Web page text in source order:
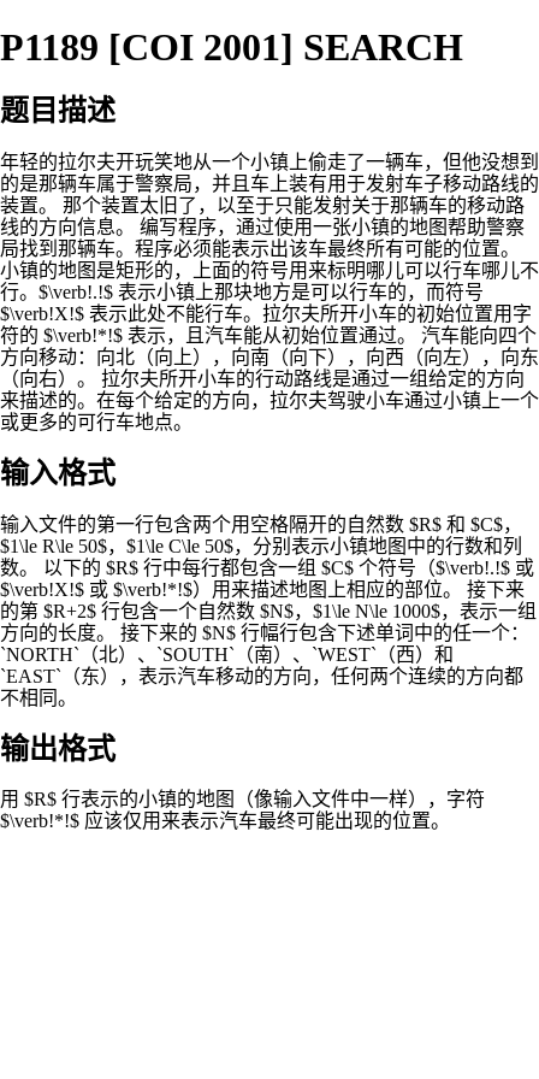
P1189 [COI 2001] SEARCH
题目描述
年轻的拉尔夫开玩笑地从一个小镇上偷走了一辆车，但他没想到
的是那辆车属于警察局，并且车上装有用于发射车子移动路线的
装置。 那个装置太旧了，以至于只能发射关于那辆车的移动路
线的方向信息。 编写程序，通过使用一张小镇的地图帮助警察
局找到那辆车。程序必须能表示出该车最终所有可能的位置。
小镇的地图是矩形的，上面的符号用来标明哪儿可以行车哪儿不
行。$\verb!.!$ 表示小镇上那块地方是可以行车的，而符号
$\verb!X!$ 表示此处不能行车。拉尔夫所开小车的初始位置用字
符的 $\verb!*!$ 表示，且汽车能从初始位置通过。 汽车能向四个
方向移动：向北（向上），向南（向下），向西（向左），向东
（向右）。 拉尔夫所开小车的行动路线是通过一组给定的方向
来描述的。在每个给定的方向，拉尔夫驾驶小车通过小镇上一个
或更多的可行车地点。
输入格式
输入文件的第一行包含两个用空格隔开的自然数 $R$ 和 $C$，
$1\le R\le 50$，$1\le C\le 50$，分别表示小镇地图中的行数和列
数。 以下的 $R$ 行中每行都包含一组 $C$ 个符号（$\verb!.!$ 或
$\verb!X!$ 或 $\verb!*!$）用来描述地图上相应的部位。 接下来
的第 $R+2$ 行包含一个自然数 $N$，$1\le N\le 1000$，表示一组
方向的长度。 接下来的 $N$ 行幅行包含下述单词中的任一个：
`NORTH`（北）、`SOUTH`（南）、`WEST`（西）和
`EAST`（东），表示汽车移动的方向，任何两个连续的方向都
不相同。
输出格式
用 $R$ 行表示的小镇的地图（像输入文件中一样），字符
$\verb!*!$ 应该仅用来表示汽车最终可能出现的位置。